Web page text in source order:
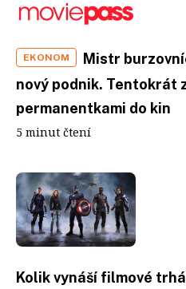
EKONOM
Mistr
nový podnik. Tentokrát
permanentkami do kin
5 minut čtení
Kolik vynáší filmové